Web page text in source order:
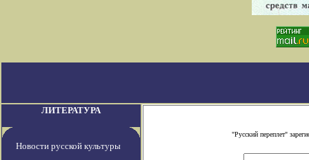
ЛИТЕРАТУРА
Новости русской культуры
"Русский переплет"